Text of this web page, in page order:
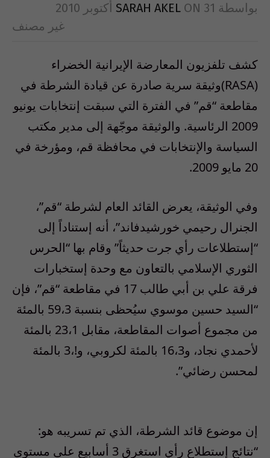
بواسطة SARAH AKEL ON 31 أكتوبر 2010
غير مصنف
كشف تلفزيون المعارضة الإيرانية الخضراء
(RASA)وثيقة سرية صادرة عن قيادة الشرطة في
مقاطعة “قم” في الفترة التي سبقت إنتخابات يونيو
2009 الرئاسية. والوثيقة موجّهة إلى مدير مكتب
السياسة والإنتخابات في محافظة قم، ومؤرخة في
20 مايو 2009.
وفي الوثيقة، يعرض القائد العام لشرطة “قم”،
الجنرال رحيمي خورشيدفاند”، أنه إستناداً إلى
“إستطلاعات رأي جرت حديثاً” وقام بها “الحرس
الثوري الإسلامي بالتعاون مع وحدة إستخبارات
فرقة علي بن أبي طالب 17 في مقاطعة “قم”، فإن
“السيد حسين موسوي سيُحظى بنسبة 59،3 بالمئة
من مجموع أصوات المقاطعة، مقابل 23،1 بالمئة
لأحمدي نجاد، و16،3 بالمئة لكروبي، و!،3 بالمئة
لمحسن رضائي”.
إن موضوع قائد الشرطة، الذي تم تسريبه هو:
“نتائج إستطلاع رأي استغرق 3 أسابيع على مستوى